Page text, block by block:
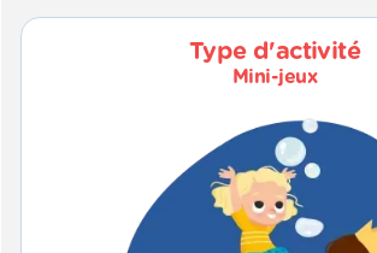
Type d'activité
Mini-jeux